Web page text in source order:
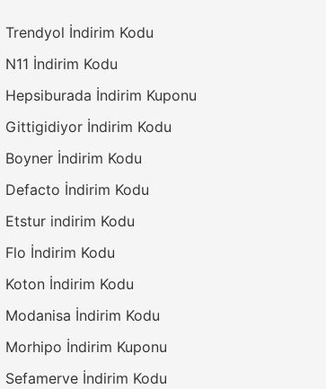
Trendyol İndirim Kodu
N11 İndirim Kodu
Hepsiburada İndirim Kuponu
Gittigidiyor İndirim Kodu
Boyner İndirim Kodu
Defacto İndirim Kodu
Etstur indirim Kodu
Flo İndirim Kodu
Koton İndirim Kodu
Modanisa İndirim Kodu
Morhipo İndirim Kuponu
Sefamerve İndirim Kodu